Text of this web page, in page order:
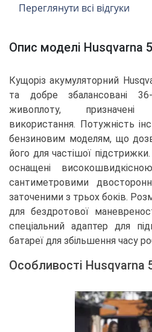
Переглянути всі відгуки
Опис моделі Husqvarna
Кущоріз акумуляторний
та добре збалансовані
живоплоту,
використання. Потужність
бензиновим моделям, що
його для частішої
оснащені
сантиметровими
заточеними з трьох боків.
для бездротової
спеціальний адаптер для
батареї для збільшення часу
Особливості Husqvarna